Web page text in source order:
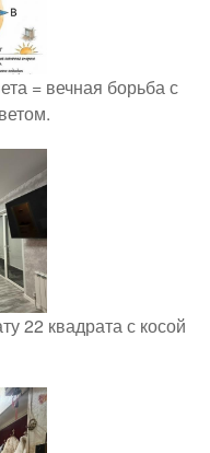
= вечная борьба с
22 квадрата с косой